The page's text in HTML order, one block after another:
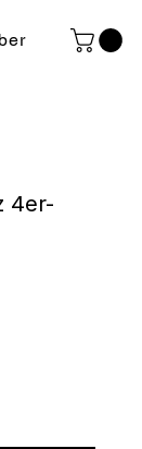
4er-